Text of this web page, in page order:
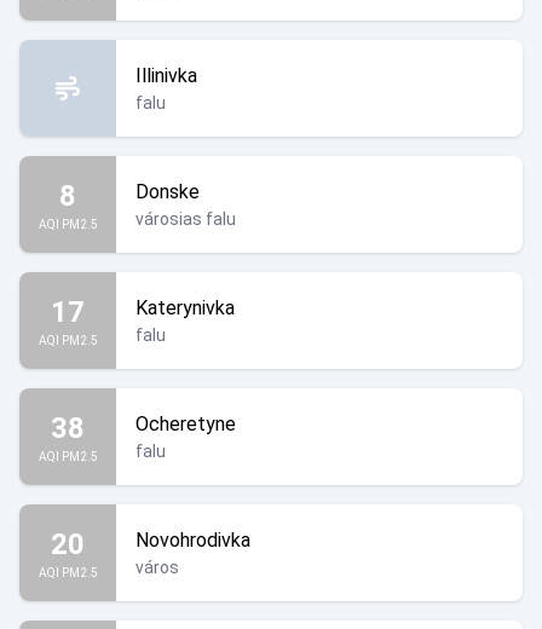
Illinivka
falu
8
AQI PM2.5
Donske
városias falu
17
AQI PM2.5
Katerynivka
falu
38
AQI PM2.5
Ocheretyne
falu
20
AQI PM2.5
Novohrodivka
város